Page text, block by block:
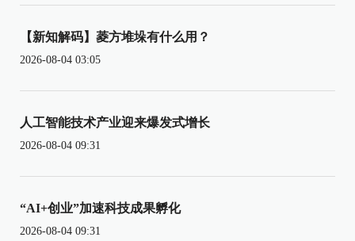
【新知解码】菱方堆垛有什么用？
2026-08-04 03:05
人工智能技术产业迎来爆发式增长
2026-08-04 09:31
“AI+创业”加速科技成果孵化
2026-08-04 09:31